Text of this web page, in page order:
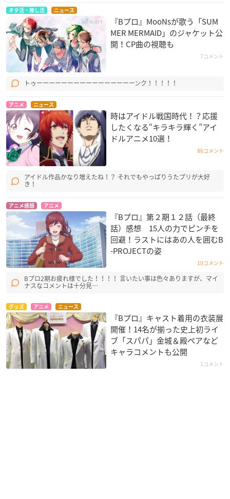
オタ活・推し活 ニュース
『Bプロ』MooNs​が歌う「SUM
MER MERMAID」のジャケット公
開！CP曲の視聴も
7コメント
トゥーーーーーーーーーーーーーーーーンク！！！！！
アニメ ニュース
時はアイドル戦国時代！？応援
したくなる“キラキラ輝く”アイ
ドルアニメ10選！
86コメント
アイドル作品かなり増えたね！？ それでもやっぱりうたプリが大好
き！
アニメ感想 アニメ
『Bプロ』第２期１２話（最終
話）感想 15人の力でピンチを
回避！ラストにはあの人を囲むB
-PROJECTの姿
10コメント
Bプロ2期お疲れ様でした！！！！ 言いたい事は色々ありますが、マイ
ナスなコメントは十分見…
グッズ アニメ ニュース
『Bプロ』キャスト着用の衣装展
開催！14名が揃った史上初ライ
ブ「スパパ」金城＆殿ペアなど
キャラコメントも公開
1コメント